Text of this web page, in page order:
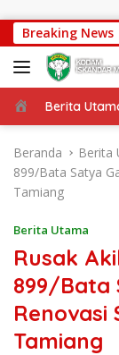
Breaking News
Beranda
Berita
Beranda Berita
899/Bata Satya
Tamiang
Berita Utama
Rusak
899/Bata
Renovasi
Tamiang